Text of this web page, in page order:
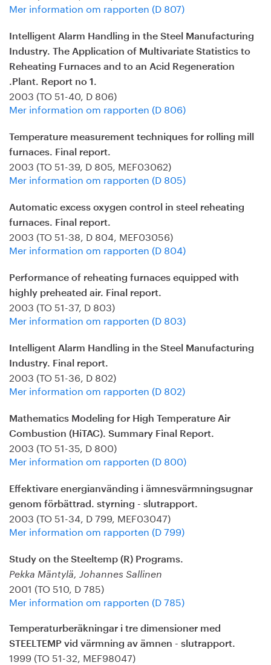
Mer information om rapporten (D 807)
Intelligent Alarm Handling in the Steel Manufacturing
Industry. The Application of Multivariate Statistics to
Reheating Furnaces and to an Acid Regeneration
.Plant. Report no 1.
2003 (TO 51-40, D 806)
Mer information om rapporten (D 806)
Temperature measurement techniques for rolling mill
furnaces. Final report.
2003 (TO 51-39, D 805, MEF03062)
Mer information om rapporten (D 805)
Automatic excess oxygen control in steel reheating
furnaces. Final report.
2003 (TO 51-38, D 804, MEF03056)
Mer information om rapporten (D 804)
Performance of reheating furnaces equipped with
highly preheated air. Final report.
2003 (TO 51-37, D 803)
Mer information om rapporten (D 803)
Intelligent Alarm Handling in the Steel Manufacturing
Industry. Final report.
2003 (TO 51-36, D 802)
Mer information om rapporten (D 802)
Mathematics Modeling for High Temperature Air
Combustion (HiTAC). Summary Final Report.
2003 (TO 51-35, D 800)
Mer information om rapporten (D 800)
Effektivare energianvänding i ämnesvärmningsugnar
genom förbättrad. styrning - slutrapport.
2003 (TO 51-34, D 799, MEF03047)
Mer information om rapporten (D 799)
Study on the Steeltemp (R) Programs.
Pekka Mäntylä, Johannes Sallinen
2001 (TO 510, D 785)
Mer information om rapporten (D 785)
Temperaturberäkningar i tre dimensioner med
STEELTEMP vid värmning av ämnen - slutrapport.
1999 (TO 51-32, MEF98047)